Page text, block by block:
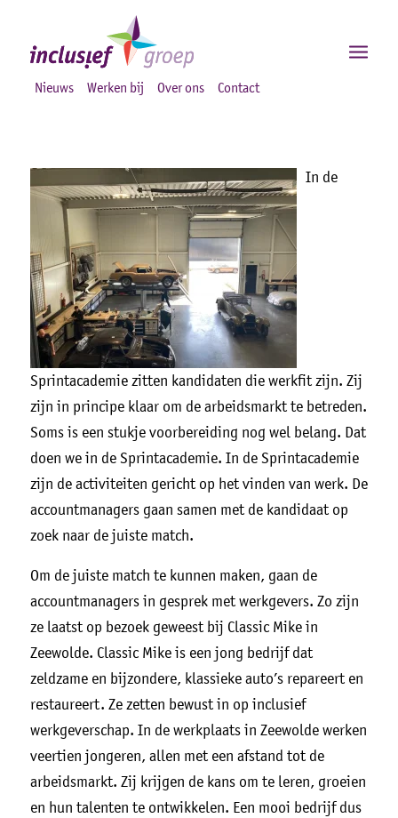
Nieuws Werken bij Over ons Contact
In de
Sprintacademie zitten kandidaten die werkfit zijn. Zij
zijn in principe klaar om de arbeidsmarkt te betreden.
Soms is een stukje voorbereiding nog wel belang. Dat
doen we in de Sprintacademie. In de Sprintacademie
zijn de activiteiten gericht op het vinden van werk. De
accountmanagers gaan samen met de kandidaat op
zoek naar de juiste match.
Om de juiste match te kunnen maken, gaan de
accountmanagers in gesprek met werkgevers. Zo zijn
ze laatst op bezoek geweest bij Classic Mike in
Zeewolde. Classic Mike is een jong bedrijf dat
zeldzame en bijzondere, klassieke auto’s repareert en
restaureert. Ze zetten bewust in op inclusief
werkgeverschap. In de werkplaats in Zeewolde werken
veertien jongeren, allen met een afstand tot de
arbeidsmarkt. Zij krijgen de kans om te leren, groeien
en hun talenten te ontwikkelen. Een mooi bedrijf dus